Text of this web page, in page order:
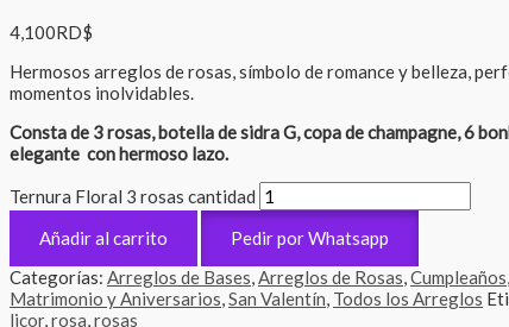
4,100RD$
Hermosos arreglos de rosas, símbolo de romance y belleza,
momentos inolvidables.
Consta de 3 rosas, botella de sidra G, copa de champagne, 6
elegante con hermoso lazo.
Ternura Floral 3 rosas cantidad
Añadir al carrito
Pedir por Whatsapp
Categorías: Arreglos de Bases,Arreglos de Rosas,Cumpleaños,
Matrimonio y Aniversarios,San Valentín, Todos los Arreglos
licor,rosa,rosas